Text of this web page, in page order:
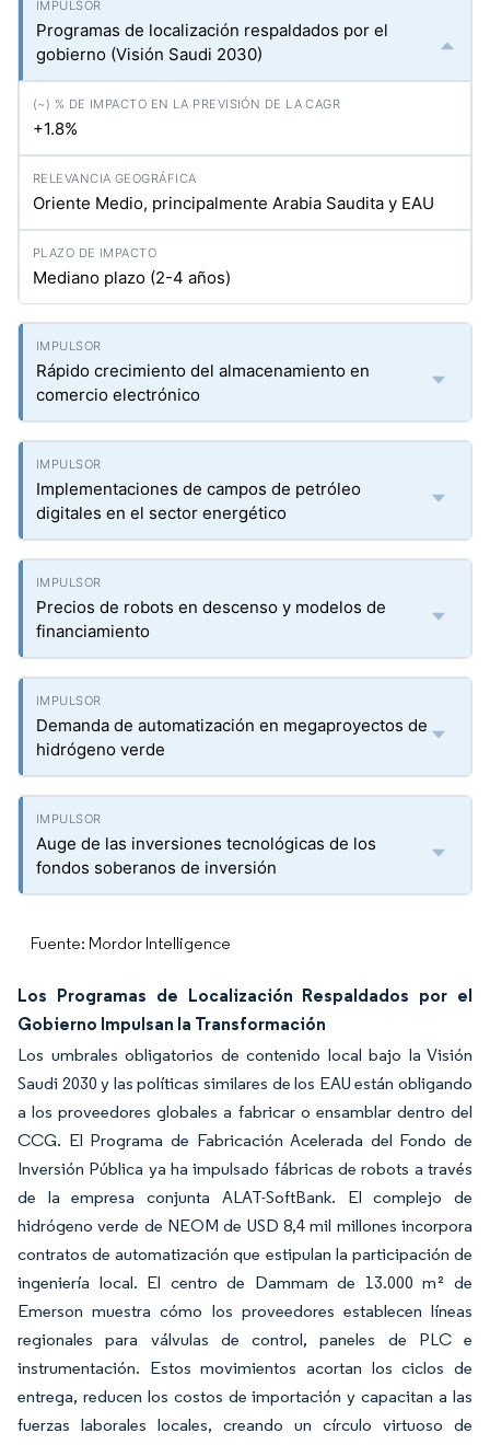
Programas de localización respaldados por el
gobierno (Visión Saudi 2030)
+1.8%
Oriente Medio, principalmente Arabia Saudita y EAU
Mediano plazo (2-4 años)
Rápido crecimiento del almacenamiento en
comercio electrónico
Implementaciones de campos de petróleo
digitales en el sector energético
Precios de robots en descenso y modelos de
financiamiento
Demanda de automatización en megaproyectos de
hidrógeno verde
Auge de las inversiones tecnológicas de los
fondos soberanos de inversión
Fuente: Mordor Intelligence
Los Programas de Localización Respaldados por el
Gobierno Impulsan la Transformación
Los umbrales obligatorios de contenido local bajo la Visión
Saudi 2030 y las políticas similares de los EAU están obligando
a los proveedores globales a fabricar o ensamblar dentro del
CCG. El Programa de Fabricación Acelerada del Fondo de
Inversión Pública ya ha impulsado fábricas de robots a través
de la empresa conjunta ALAT-SoftBank. El complejo de
hidrógeno verde de NEOM de USD 8,4 mil millones incorpora
contratos de automatización que estipulan la participación de
ingeniería local. El centro de Dammam de 13.000 m² de
Emerson muestra cómo los proveedores establecen líneas
regionales para válvulas de control, paneles de PLC e
instrumentación. Estos movimientos acortan los ciclos de
entrega, reducen los costos de importación y capacitan a las
fuerzas laborales locales, creando un círculo virtuoso de